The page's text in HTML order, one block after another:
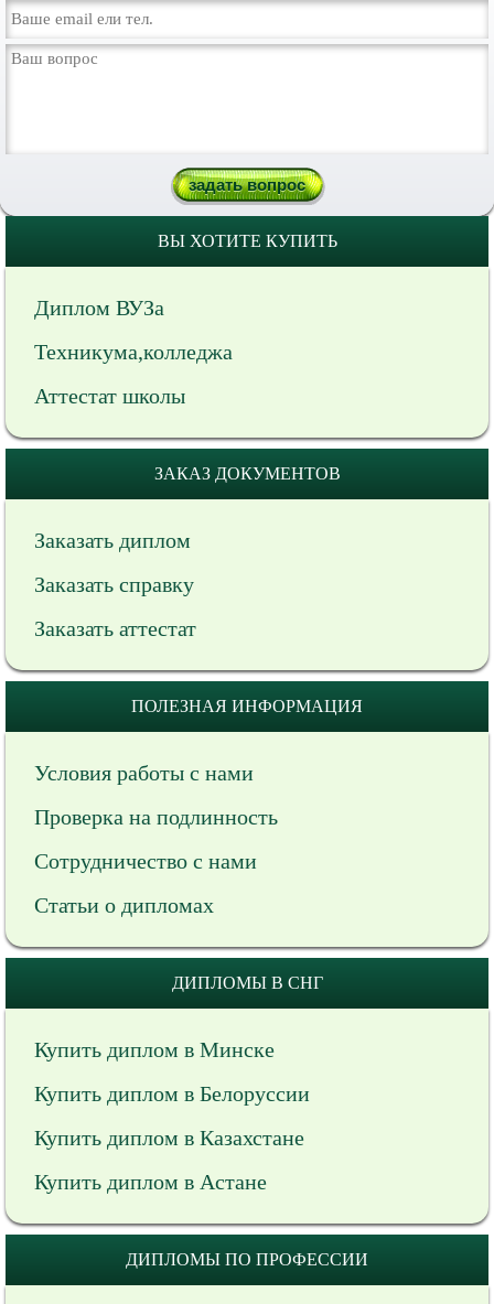
ВЫ ХОТИТЕ КУПИТЬ
Диплом ВУЗа
Техникума,колледжа
Аттестат школы
ЗАКАЗ ДОКУМЕНТОВ
Заказать диплом
Заказать справку
Заказать аттестат
ПОЛЕЗНАЯ ИНФОРМАЦИЯ
Условия работы с нами
Проверка на подлинность
Сотрудничество с нами
Статьи о дипломах
ДИПЛОМЫ В СНГ
Купить диплом в Минске
Купить диплом в Белоруссии
Купить диплом в Казахстане
Купить диплом в Астане
ДИПЛОМЫ ПО ПРОФЕССИИ